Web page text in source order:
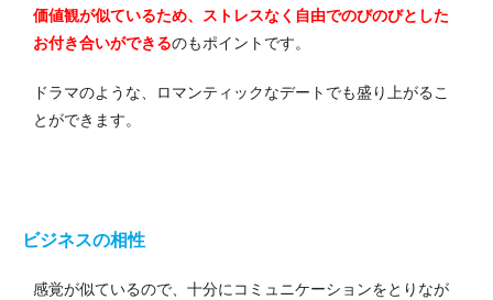
価値観が似ているため、ストレスなく自由でのびのびとした
お付き合いができるのもポイントです。
ドラマのような、ロマンティックなデートでも盛り上がるこ
とができます。
ビジネスの相性
感覚が似ているので、十分にコミュニケーションをとりなが